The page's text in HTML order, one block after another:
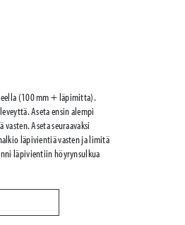
(100 mm + läpimitta).
Aseta ensin alempi
Aseta seuraavaksi
läpivientiä vasten ja limitä
läpivientiin höyrynsulkua